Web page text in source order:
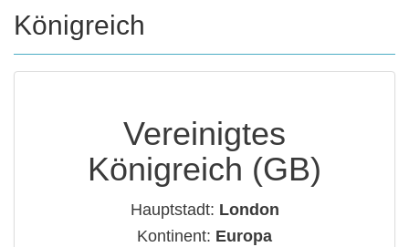
Königreich
Vereinigtes
Königreich (GB)
Hauptstadt: London
Kontinent: Europa